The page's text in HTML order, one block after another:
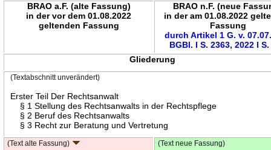
BRAO a.F. (alte Fassung)
in der vor dem 01.08.2022
geltenden Fassung
BRAO n.F. (neue
in der am 01.08.2022
Fassung
durch Artikel 1 G. v.
BGBl. I S. 2363, 2022 I
Gliederung
(Textabschnitt unverändert)
Erster Teil Der Rechtsanwalt
§ 1 Stellung des Rechtsanwalts in der Rechtspflege
§ 2 Beruf des Rechtsanwalts
§ 3 Recht zur Beratung und Vertretung
(Text alte Fassung) (Text neue Fassung)